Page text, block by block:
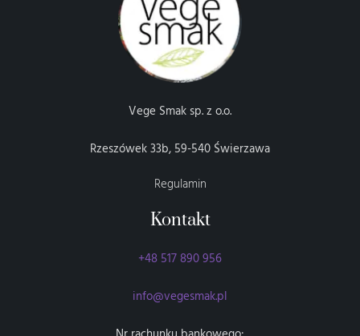
Vege Smak sp. z o.o.
Rzeszówek 33b, 59-540 Świerzawa
Regulamin
Kontakt
+48 517 890 956
info@vegesmak.pl